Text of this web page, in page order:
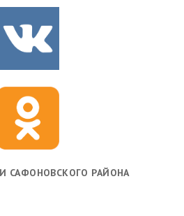
САФОНОВСКОГО РАЙОНА